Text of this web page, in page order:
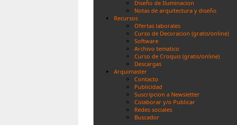
Diseño de Iluminacion
Notas de arquitectura y diseño
Recursos
Ofertas laborales
Curso de Decoracion (gratis/online)
Software
Archivo tematico
Curso de Croquis (gratis/online)
Descargas
Arquimaster
Contacto
Publicidad
Suscripcion a Newsletter
Colaborar y/o Publicar
Redes sociales
Buscador